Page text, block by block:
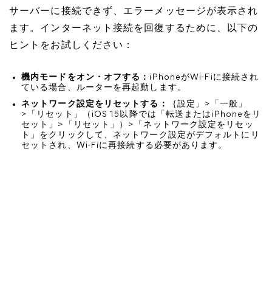
サーバーに接続できず、エラーメッセージが表示され
ます。インターネット接続を回復するために、以下の
ヒントをお試しください：
機内モードをオン・オフする： iPhoneがWi-Fiに接続され
ている場合、ルーターを再起動します。
ネットワーク設定をリセットする：
｛設定」>「一般」
>「リセット」（iOS 15以降では「転送またはiPhoneをリ
セット」>「リセット」）>「ネットワーク設定をリセッ
ト」をクリックして、ネットワーク設定がデフォルトにリ
セットされ、Wi-Fiに再接続する必要があります。